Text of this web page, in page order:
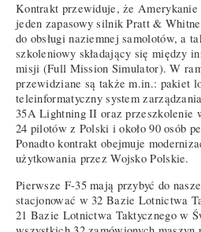
Kontrakt przewiduje, że Amerykanie
jeden zapasowy silnik Pratt &
do obsługi naziemnej samolotów, a
szkoleniowy składający się między
misji (Full Mission Simulator). W
przewidziane są także m.in.: pakiet
teleinformatyczny system
35A Lightning II oraz przeszkolenie
24 pilotów z Polski i około 90 osób
Ponadto kontrakt obejmuje
użytkowania przez Wojsko Polskie.
Pierwsze F-35 mają przybyć do
stacjonować w 32 Bazie Lotnictwa
21 Bazie Lotnictwa Taktycznego w